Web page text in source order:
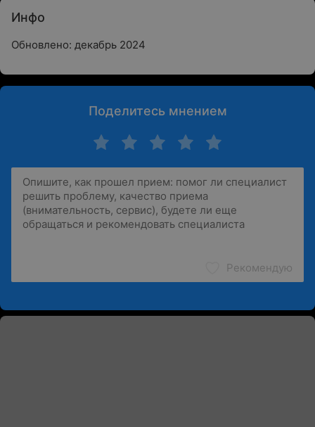
Инфо
Обновлено: декабрь 2024
Поделитесь мнением
Рекомендую